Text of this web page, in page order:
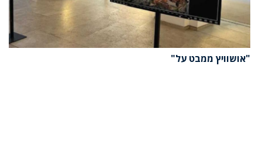
"אושוויץ ממבט על"